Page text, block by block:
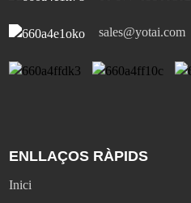
sales@yotai.com
ENLLAÇOS RÀPIDS
Inici